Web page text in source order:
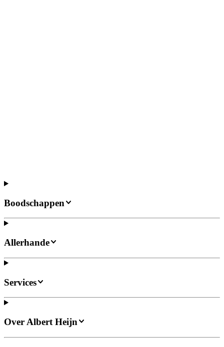
Boodschappen
Allerhande
Services
Over Albert Heijn